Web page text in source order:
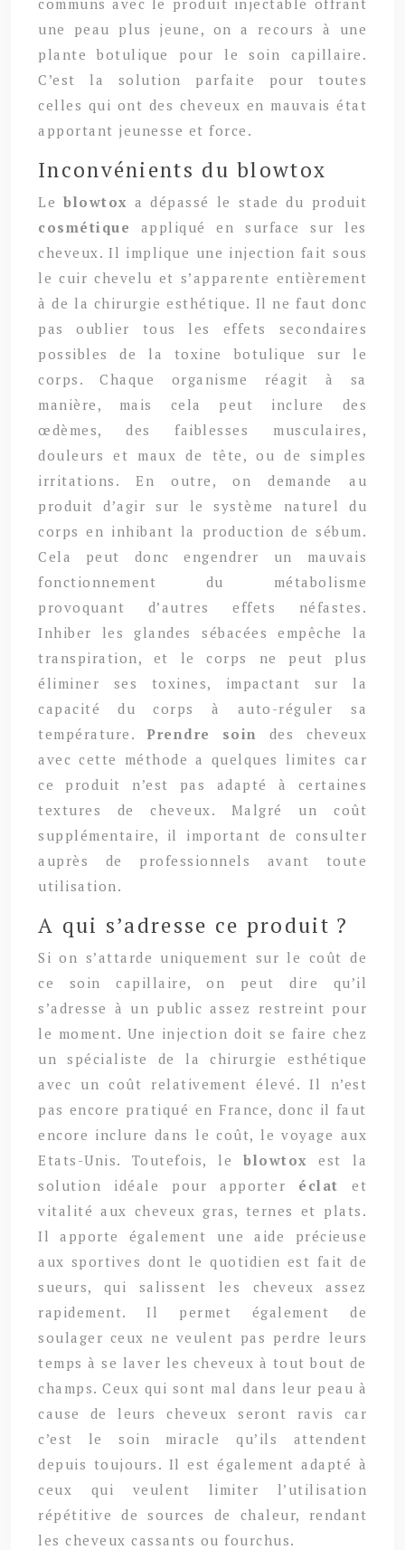
une peau plus jeune, on a recours à une
plante botulique pour le soin capillaire.
C’est la solution parfaite pour toutes
celles qui ont des cheveux en mauvais état
apportant jeunesse et force.
Inconvénients du blowtox
Leblowtox a dépassé le stade du produit
cosmétique appliqué en surface sur les
cheveux. Il implique une injection fait sous
le cuir chevelu et s’apparente entièrement
à de la chirurgie esthétique. Il ne faut donc
pas oublier tous les effets secondaires
possibles de la toxine botulique sur le
corps. Chaque organisme réagit à sa
manière, mais cela peut inclure des
œdèmes, des faiblesses musculaires,
douleurs et maux de tête, ou de simples
irritations. En outre, on demande au
produit d’agir sur le système naturel du
corps en inhibant la production de sébum.
Cela peut donc engendrer un mauvais
fonctionnement du métabolisme
provoquant d’autres effets néfastes.
Inhiber les glandes sébacées empêche la
transpiration, et le corps ne peut plus
éliminer ses toxines, impactant sur la
capacité du corps à auto-réguler sa
température. Prendre soin
des cheveux
avec cette méthode a quelques limites car
ce produit n’est pas adapté à certaines
textures de cheveux. Malgré un coût
supplémentaire, il important de consulter
auprès de professionnels avant toute
utilisation.
A qui s’adresse ce produit ?
Si on s’attarde uniquement sur le coût de
ce soin capillaire, on peut dire qu’il
s’adresse à un public assez restreint pour
le moment. Une injection doit se faire chez
un spécialiste de la chirurgie esthétique
avec un coût relativement élevé. Il n’est
pas encore pratiqué en France, donc il faut
encore inclure dans le coût, le voyage aux
Etats-Unis. Toutefois, leblowtox est la
solution idéale pour apporter éclat et
vitalité aux cheveux gras, ternes et plats.
Il apporte également une aide précieuse
aux sportives dont le quotidien est fait de
sueurs, qui salissent les cheveux assez
rapidement. Il permet également de
soulager ceux ne veulent pas perdre leurs
temps à se laver les cheveux à tout bout de
champs. Ceux qui sont mal dans leur peau à
cause de leurs cheveux seront ravis car
c’est le soin miracle qu’ils attendent
depuis toujours. Il est également adapté à
ceux qui veulent limiter l’utilisation
répétitive de sources de chaleur, rendant
les cheveux cassants ou fourchus.